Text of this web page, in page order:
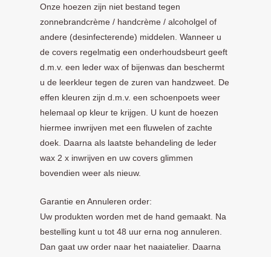
Onze hoezen zijn niet bestand tegen
zonnebrandcrème / handcrème / alcoholgel of
andere (desinfecterende) middelen. Wanneer u
de covers regelmatig een onderhoudsbeurt geeft
d.m.v. een leder wax of bijenwas dan beschermt
u de leerkleur tegen de zuren van handzweet. De
effen kleuren zijn d.m.v. een schoenpoets weer
helemaal op kleur te krijgen. U kunt de hoezen
hiermee inwrijven met een fluwelen of zachte
doek. Daarna als laatste behandeling de leder
wax 2 x inwrijven en uw covers glimmen
bovendien weer als nieuw.
Garantie en Annuleren order:
Uw produkten worden met de hand gemaakt. Na
bestelling kunt u tot 48 uur erna nog annuleren.
Dan gaat uw order naar het naaiatelier. Daarna